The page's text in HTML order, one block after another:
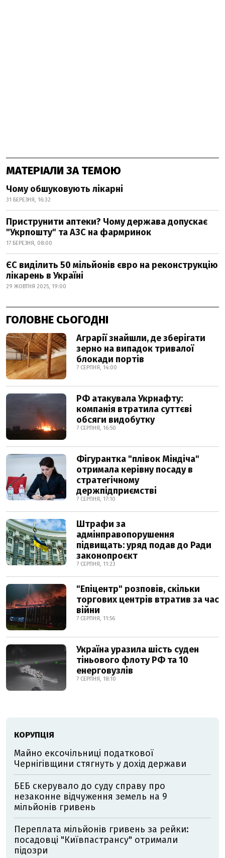
МАТЕРІАЛИ ЗА ТЕМОЮ
Чому обшуковують лікарні
31 БЕРЕЗНЯ, 16:32
Приструнити аптеки? Чому держава допускає
"Укрпошту" та АЗС на фармринок
17 БЕРЕЗНЯ, 08:00
ЄС виділить 50 мільйонів євро на реконструкцію
лікарень в Україні
29 ЖОВТНЯ 2025, 19:00
ГОЛОВНЕ СЬОГОДНІ
Аграрії знайшли, де зберігати
зерно на випадок тривалої
блокади портів
7 СЕРПНЯ, 14:00
РФ атакувала Укрнафту:
компанія втратила суттєві
обсяги видобутку
7 СЕРПНЯ, 16:50
Фігурантка "плівок Міндіча"
отримала керівну посаду в
стратегічному
держпідприємстві
7 СЕРПНЯ, 17:10
Штрафи за
адмінправопорушення
підвищать: уряд подав до Ради
законопроєкт
7 СЕРПНЯ, 11:23
"Епіцентр" розповів, скільки
торгових центрів втратив за час
війни
7 СЕРПНЯ, 11:56
Україна уразила шість суден
тіньового флоту РФ та 10
енерговузлів
7 СЕРПНЯ, 18:10
КОРУПЦІЯ
Майно ексочільниці податкової
Чернігівщини стягнуть у дохід держави
БЕБ скерувало до суду справу про
незаконне відчуження земель на 9
мільйонів гривень
Переплата мільйонів гривень за рейки:
посадовці "Київпастрансу" отримали
підозри